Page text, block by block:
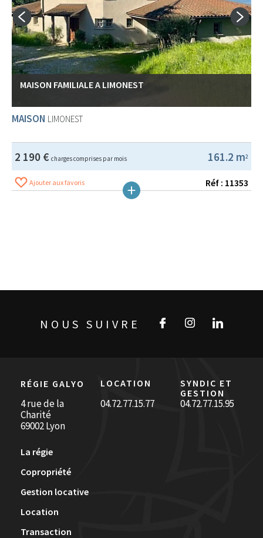
MAISON FAMILIALE A LIMONEST
MAISON LIMONEST
161.2 m2
2 190 € charges comprises par mois
Ajouter aux favoris Réf : 11353
NOUS SUIVRE
RÉGIE GALYO LOCATION
SYNDIC ET
GESTION
4 rue de la
Charité
69002 Lyon
04.72.77.15.77 04.72.77.15.95
La régie
Copropriété
Gestion locative
Location
Transaction